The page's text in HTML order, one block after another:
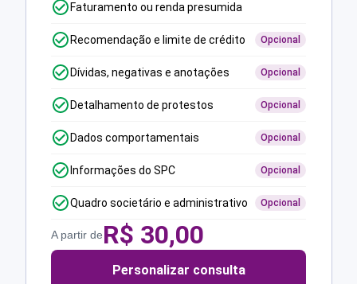
Faturamento ou renda presumida
Recomendação e limite de crédito Opcional
Dívidas, negativas e anotações Opcional
Detalhamento de protestos Opcional
Dados comportamentais Opcional
Informações do SPC Opcional
Quadro societário e administrativo Opcional
A partir deR$ 30,00
Personalizar consulta